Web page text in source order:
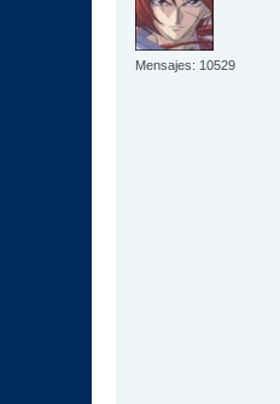
Mensajes: 10529